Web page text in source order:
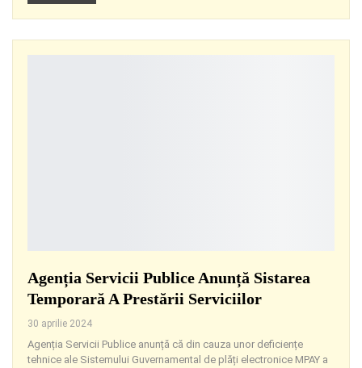
Agenția Servicii Publice Anunță Sistarea
Temporară A Prestării Serviciilor
30 aprilie 2024
Agenția Servicii Publice anunță că din cauza unor deficiențe
tehnice ale Sistemului Guvernamental de plăți electronice MPAY a